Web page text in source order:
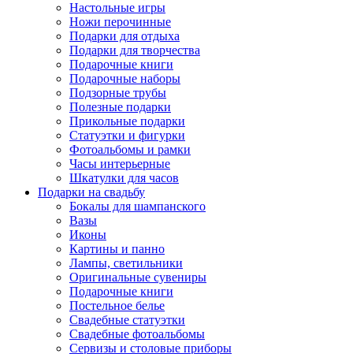
Настольные игры
Ножи перочинные
Подарки для отдыха
Подарки для творчества
Подарочные книги
Подарочные наборы
Подзорные трубы
Полезные подарки
Прикольные подарки
Статуэтки и фигурки
Фотоальбомы и рамки
Часы интерьерные
Шкатулки для часов
Подарки на свадьбу
Бокалы для шампанского
Вазы
Иконы
Картины и панно
Лампы, светильники
Оригинальные сувениры
Подарочные книги
Постельное белье
Свадебные статуэтки
Свадебные фотоальбомы
Сервизы и столовые приборы